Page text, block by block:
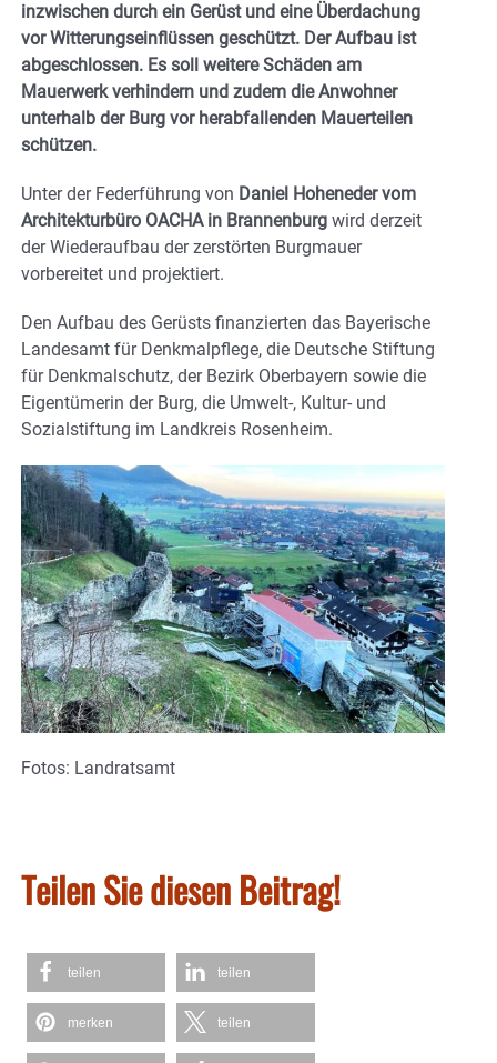
inzwischen durch ein Gerüst und eine Überdachung
vor Witterungseinflüssen geschützt. Der Aufbau ist
abgeschlossen. Es soll weitere Schäden am
Mauerwerk verhindern und zudem die Anwohner
unterhalb der Burg vor herabfallenden Mauerteilen
schützen.
Unter der Federführung von Daniel Hoheneder vom
Architekturbüro OACHA in Brannenburg wird derzeit
der Wiederaufbau der zerstörten Burgmauer
vorbereitet und projektiert.
Den Aufbau des Gerüsts finanzierten das Bayerische
Landesamt für Denkmalpflege, die Deutsche Stiftung
für Denkmalschutz, der Bezirk Oberbayern sowie die
Eigentümerin der Burg, die Umwelt-, Kultur- und
Sozialstiftung im Landkreis Rosenheim.
Fotos: Landratsamt
Teilen Sie diesen Beitrag!
teilen teilen
merken teilen